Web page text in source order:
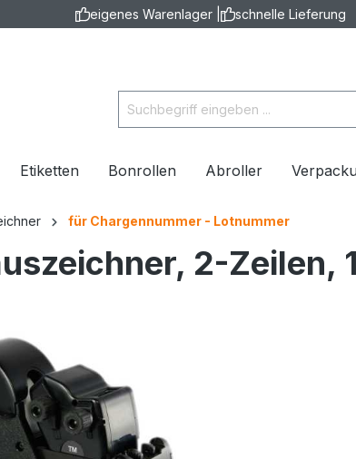
eigenes Warenlager | schnelle Lieferung
Etiketten Bonrollen Abroller
für Chargennummer - Lotnummer
2-Zeilen,